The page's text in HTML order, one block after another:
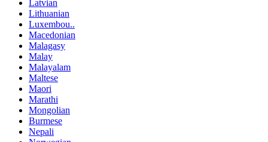
Latvian
Lithuanian
Luxembou..
Macedonian
Malagasy
Malay
Malayalam
Maltese
Maori
Marathi
Mongolian
Burmese
Nepali